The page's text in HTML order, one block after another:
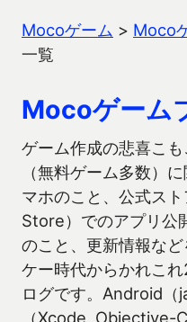
Mocoゲーム > Moco
一覧
Mocoゲーム
ゲーム作成の悲喜こ
（無料ゲーム多数）
マホのこと、公式ス
Store）でのアプリ公
のこと、更新情報な
ケー時代からかれこ
ログです。Android（
（Xcode, Objective-